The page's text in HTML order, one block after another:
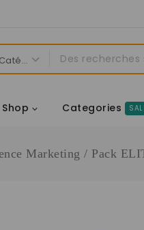
Shop Categories
Marketing / Pack